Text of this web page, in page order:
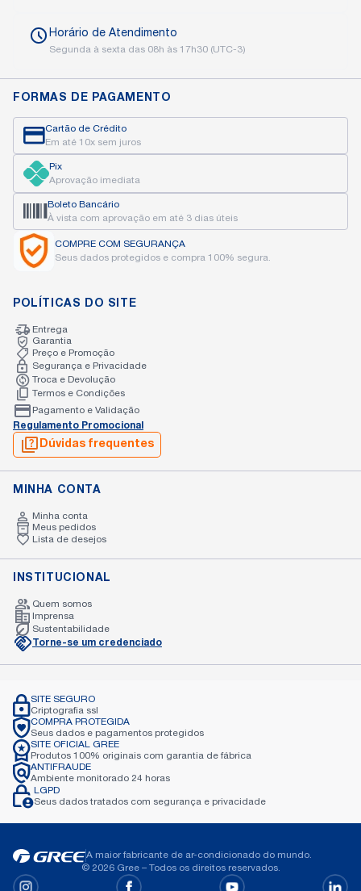
Horário de Atendimento
Segunda à sexta das 08h às 17h30 (UTC-3)
FORMAS DE PAGAMENTO
Cartão de Crédito
Em até 10x sem juros
Pix
Aprovação imediata
Boleto Bancário
À vista com aprovação em até 3 dias úteis
COMPRE COM SEGURANÇA
Seus dados protegidos e compra 100% segura.
POLÍTICAS DO SITE
Entrega
Garantia
Preço e Promoção
Segurança e Privacidade
Troca e Devolução
Termos e Condições
Pagamento e Validação
Regulamento Promocional
Dúvidas frequentes
MINHA CONTA
Minha conta
Meus pedidos
Lista de desejos
INSTITUCIONAL
Quem somos
Imprensa
Sustentabilidade
Torne-se um credenciado
SITE SEGURO
Criptografia ssl
COMPRA PROTEGIDA
Seus dados e pagamentos protegidos
SITE OFICIAL GREE
Produtos 100% originais com garantia defábrica
ANTIFRAUDE
Ambiente monitorado 24 horas
LGPD
Seus dados tratados com segurança e privacidade
A maior fabricante de ar-condicionado do mundo.
© 2026 Gree – Todos os direitos reservados.